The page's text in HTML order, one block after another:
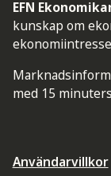
EFN
kunskap om
med 15
Användarvillkor